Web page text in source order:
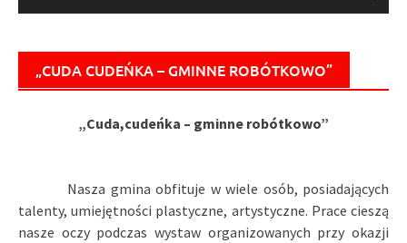
„CUDA CUDEŃKA – GMINNE ROBÓTKOWO”
„Cuda,cudeńka – gminne robótkowo”
Nasza gmina obfituje w wiele osób, posiadających
talenty, umiejętności plastyczne, artystyczne. Prace cieszą
nasze oczy podczas wystaw organizowanych przy okazji